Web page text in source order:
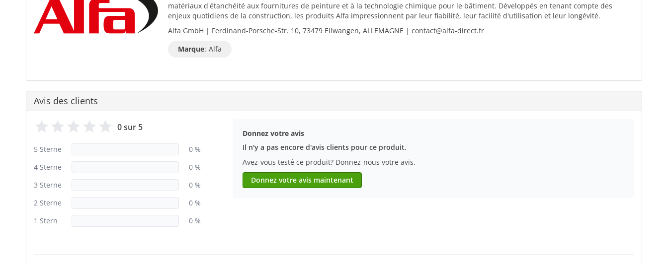
matériaux d'étanchéité aux fournitures de peinture et à la technologie chimique pour le bâtiment. Développés en tenant compte des
enjeux quotidiens de la construction, les produits Alfa impressionnent par leur fiabilité, leur facilité d'utilisation et leur longévité.
Alfa GmbH | Ferdinand-Porsche-Str. 10, 73479 Ellwangen, ALLEMAGNE | contact@alfa-direct.fr
Marque: Alfa
Avis des clients
0 sur 5
5 Sterne
0 %
4 Sterne
0 %
3 Sterne
0 %
2 Sterne
0 %
1 Stern
0 %
Donnez votre avis
Il n'y a pas encore d'avis clients pour ce produit.
Avez-vous testé ce produit? Donnez-nous votre avis.
Donnez votre avis maintenant